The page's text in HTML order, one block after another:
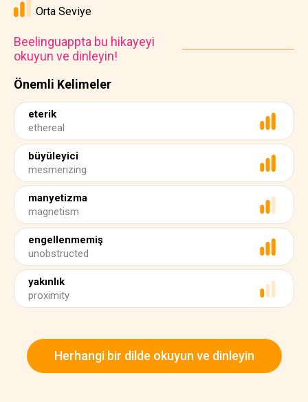
Önemli Kelimeler
eterik
ethereal
büyüleyici
mesmerizing
manyetizma
magnetism
engellenmemiş
unobstructed
yakınlık
proximity
Orta Seviye
Beelinguappta bu hikayeyi
okuyun ve dinleyin!
Herhangi bir dilde okuyun ve dinleyin